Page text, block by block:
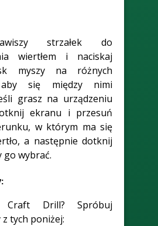
strzałek do
wiertłem i naciskaj
myszy na różnych
aby się między nimi
grasz na urządzeniu
ekranu i przesuń
w którym ma się
a następnie dotknij
go wybrać.
Drill? Spróbuj
tych poniżej: